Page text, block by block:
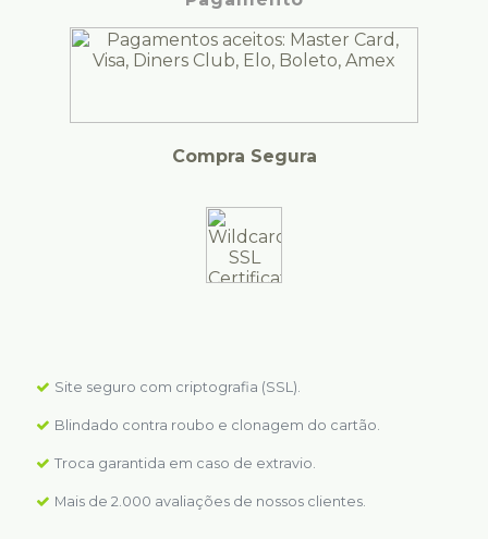
Compra Segura
Site seguro com criptografia (SSL).
Blindado contra roubo e clonagem do cartão.
Troca garantida em caso de extravio.
Mais de 2.000 avaliações de nossos clientes.